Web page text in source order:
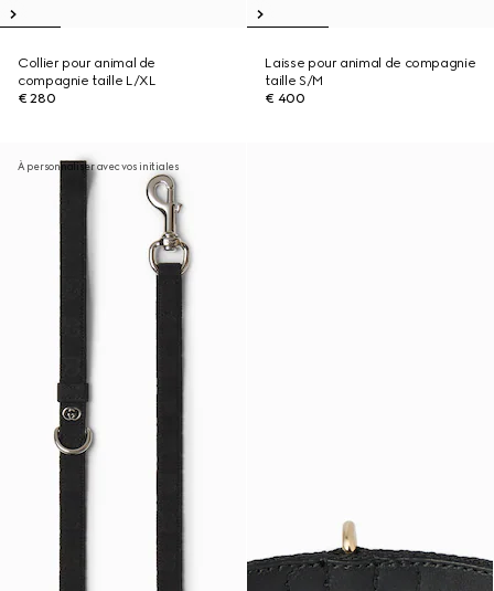
Collier pour animal de
compagnie taille L/XL
€ 280
Laisse pour animal de compagnie
taille S/M
€ 400
À personnaliser avec vos initiales